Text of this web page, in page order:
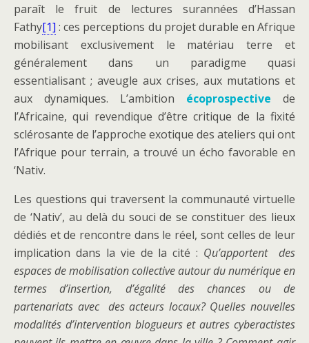
paraît le fruit de lectures surannées d’Hassan
Fathy[1] : ces perceptions du projet durable en Afrique
mobilisant exclusivement le matériau terre et
généralement dans un paradigme quasi
essentialisant ; aveugle aux crises, aux mutations et
aux dynamiques. L’ambition
écoprospective de
l’Africaine, qui revendique d’être critique de la fixité
sclérosante de l’approche exotique des ateliers qui ont
l’Afrique pour terrain, a trouvé un écho favorable en
‘Nativ.
Les questions qui traversent la communauté virtuelle
de ‘Nativ’, au delà du souci de se constituer des lieux
dédiés et de rencontre dans le réel, sont celles de leur
implication dans la vie de la cité : Qu’apportent des
espaces de mobilisation collective autour du numérique en
termes d’insertion, d’égalité des chances ou de
partenariats avec des acteurs locaux? Quelles nouvelles
modalités d’intervention blogueurs et autres cyberactistes